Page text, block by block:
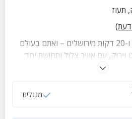
, תעוז
דעת)
חצי שעה מתל אביב ו-20 דקות מירושלים – ואתם בעולם
עם אוויר צלול ותחושת יחד
למשפחות עם ילדים– עם
בחוץ מחכה לכם בוסתן עם
מנגלים